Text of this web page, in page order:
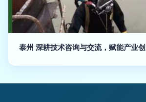
泰州 深耕技术咨询与交流，赋能产业